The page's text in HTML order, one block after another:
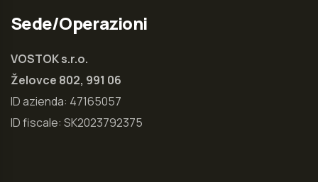
Sede/Operazioni
VOSTOK s.r.o.
Želovce 802, 991 06
ID azienda: 47165057
ID fiscale: SK2023792375